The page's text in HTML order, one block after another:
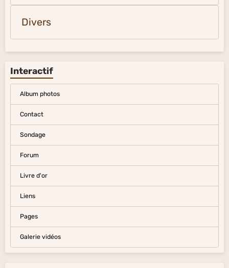
Divers
Interactif
Album photos
Contact
Sondage
Forum
Livre d'or
Liens
Pages
Galerie vidéos